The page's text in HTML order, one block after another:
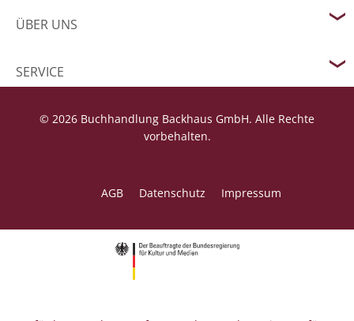
ÜBER UNS
SERVICE
© 2026 Buchhandlung Backhaus GmbH. Alle Rechte
vorbehalten.
AGB Datenschutz Impressum